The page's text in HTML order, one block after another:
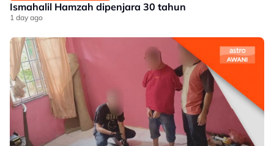
Ismahalil Hamzah dipenjara 30 tahun
1 day ago